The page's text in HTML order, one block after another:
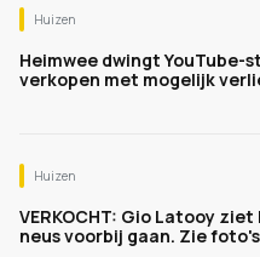
Huizen
Heimwee dwingt
verkopen met mogelijk
Huizen
VERKOCHT: Gio Latooy
neus voorbij gaan. Zie foto's